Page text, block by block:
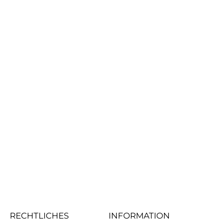
RECHTLICHES INFORMATION